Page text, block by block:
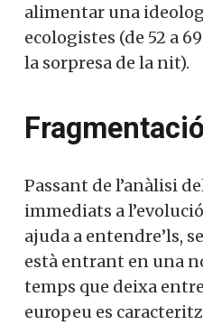
alimentar una
ecologistes (de 52 a
la sorpresa de la nit).
Passant de l’anàlisi
immediats a
ajuda a entendre’ls,
està entrant en una
temps que deixa
europeu es